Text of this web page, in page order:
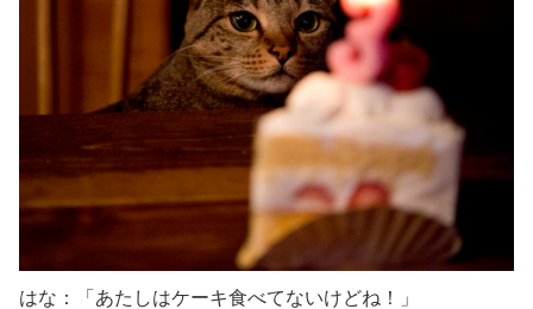
はな：「あたしはケーキ食べてないけどね！」